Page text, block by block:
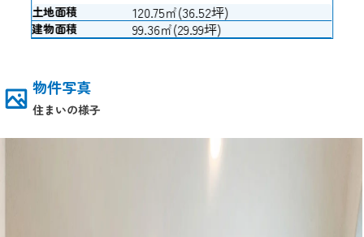
土地面積 120.75㎡(36.52坪)
建物面積 99.36㎡(29.99坪)
物件写真
住まいの様子